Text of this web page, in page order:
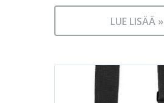
LUE LISÄÄ »